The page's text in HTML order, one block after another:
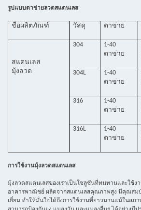
รูปแบบตาข่ายลวดสแตนเลส
ชื่อผลิตภัณฑ์ วัสดุ ตาข่าย
สแตนเลส
มุ้งลวด
304
1-40
ตาข่าย
304L
1-40
ตาข่าย
316
1-40
ตาข่าย
316L
1-40
ตาข่าย
การใช้งานมุ้งลวดสแตนเลส
มุ้งลวดสแตนเลสของเราเป็นโซลูชันที่ทนทานและใช้ง
อาคารพาณิชย์ ผลิตจากสแตนเลสคุณภาพสูง มีคุณสม
เยี่ยม ทำให้มั่นใจได้ถึงการใช้งานที่ยาวนานแม้ในสภ